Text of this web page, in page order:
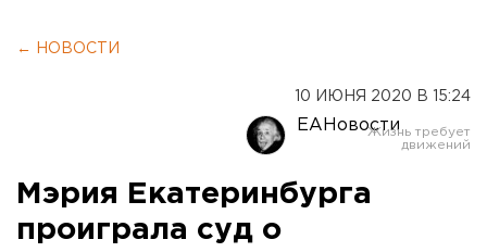
← НОВОСТИ
10 ИЮНЯ 2020 В 15:24
ЕАНовости
Мэрия Екатеринбурга
проиграла суд о